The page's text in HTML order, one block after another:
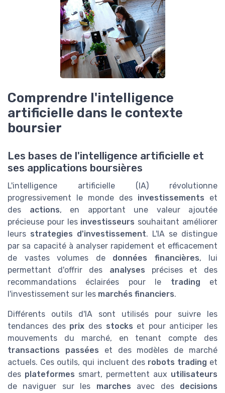
Comprendre l'intelligence
artificielle dans le contexte
boursier
Les bases de l'intelligence artificielle et
ses applications boursières
L'intelligence artificielle (IA) révolutionne
progressivement le monde des investissements et
des actions, en apportant une valeur ajoutée
précieuse pour les investisseurs souhaitant améliorer
leurs strategies d'investissement. L'IA se distingue
par sa capacité à analyser rapidement et efficacement
de vastes volumes de données financières, lui
permettant d'offrir des analyses précises et des
recommandations éclairées pour le trading et
l'investissement sur les marchés financiers.
Différents outils d'IA sont utilisés pour suivre les
tendances des prix des stocks et pour anticiper les
mouvements du marché, en tenant compte des
transactions passées et des modèles de marché
actuels. Ces outils, qui incluent des robots trading et
des plateformes smart, permettent aux utilisateurs
de naviguer sur les marches avec des decisions